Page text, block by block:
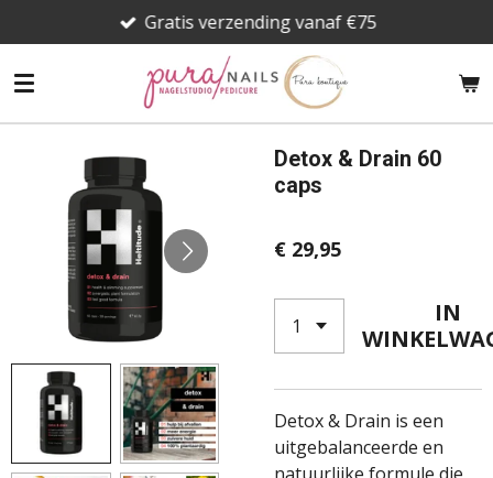
direct
naar
hoofdinhoud
Gratis verzending vanaf €75
Detox & Drain 60
caps
€ 29,95
IN
Detox & Drain is een
uitgebalanceerde en